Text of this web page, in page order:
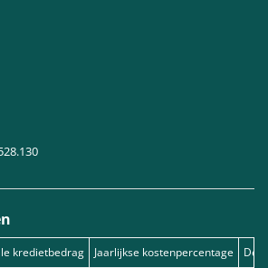
kredietbedrag Jaarlijkse kostenpercentage